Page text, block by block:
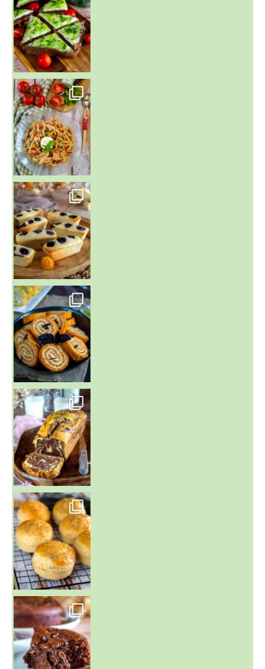
~ SALADE DE PÂTES AUX DEUX TOMATES THON ET BURRA
~ FINANCIERS MYRTILLES ET CITRON ~
Aujourd'hu
~ BUNS MAISON ~
Un peu de boulange par ici au
~ GÂTEAU FONDANT CHOCO NOISETTE ~
C'est lundi